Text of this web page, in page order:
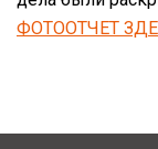
ФОТООТЧЕТ